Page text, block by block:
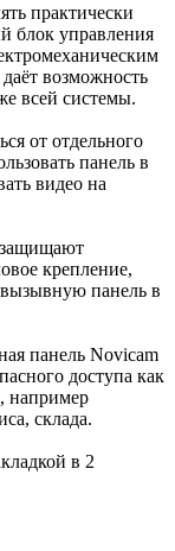
практически
блок управления
возможность
всей системы.
от отдельного
панель в
видео на
крепление,
вызывную панель в
панель Novicam
доступа как
например
склада.
в 2